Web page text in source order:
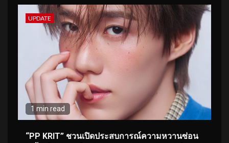
UPDATE
1 min read
“PP KRIT” ชวนเปิดประสบการณ์ความหวานซ่อน